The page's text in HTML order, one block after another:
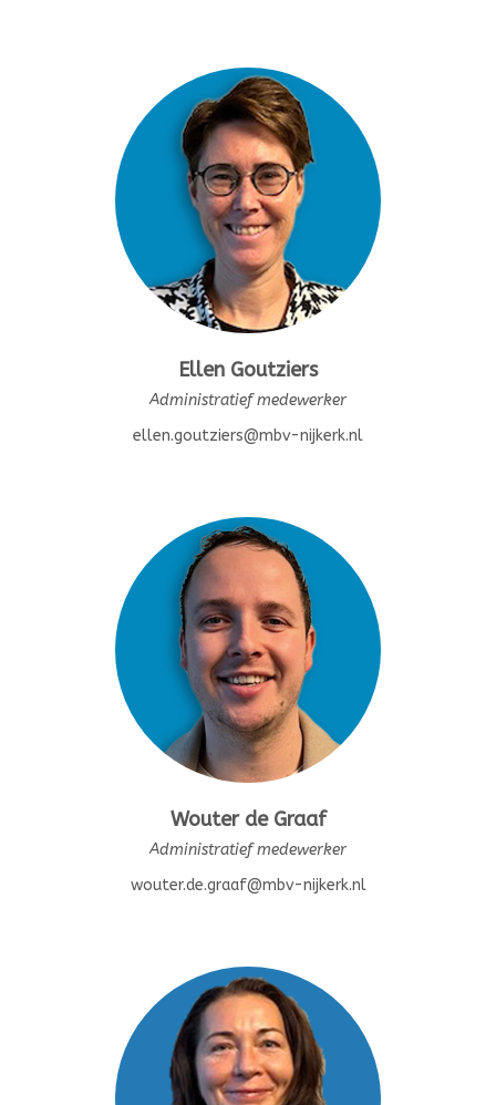
Ellen Goutziers
Administratief medewerker
ellen.goutziers@mbv-nijkerk.nl
Wouter de Graaf
Administratief medewerker
wouter.de.graaf@mbv-nijkerk.nl